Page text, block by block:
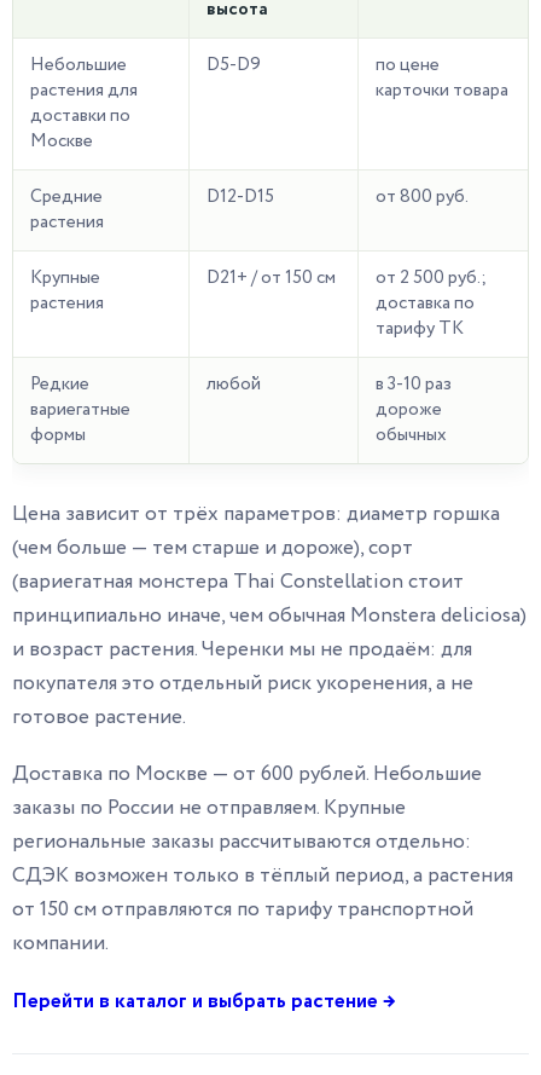
высота
Небольшие
растения для
доставки по
Москве
D5-D9
по цене
карточки товара
Средние
растения
D12-D15 от 800 руб.
Крупные
растения
D21+ / от 150 см
от 2 500 руб.;
доставка по
тарифу ТК
Редкие
вариегатные
формы
любой
в 3-10 раз
дороже
обычных
Цена зависит от трёх параметров: диаметр горшка
(чем больше — тем старше и дороже), сорт
(вариегатная монстера Thai Constellation стоит
принципиально иначе, чем обычная Monstera deliciosa)
и возраст растения. Черенки мы не продаём: для
покупателя это отдельный риск укоренения, а не
готовое растение.
Доставка по Москве — от 600 рублей. Небольшие
заказы по России не отправляем. Крупные
региональные заказы рассчитываются отдельно:
СДЭК возможен только в тёплый период, а растения
от 150 см отправляются по тарифу транспортной
компании.
Перейти в каталог и выбрать растение →